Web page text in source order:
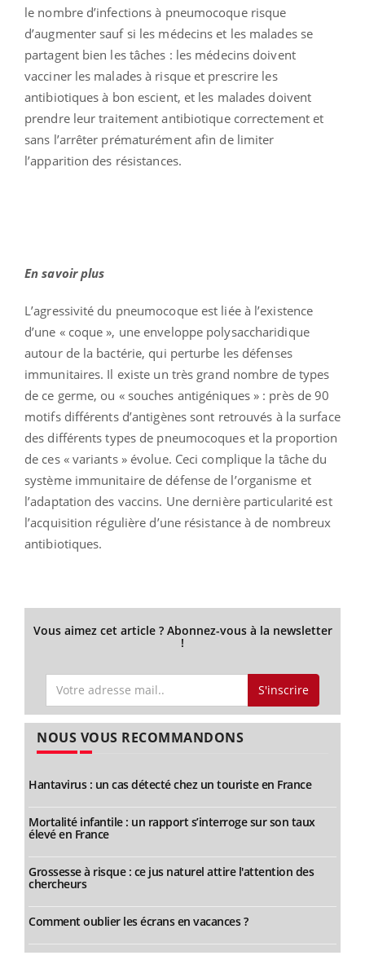
le nombre d’infections à pneumocoque risque
d’augmenter sauf si les médecins et les malades se
partagent bien les tâches : les médecins doivent
vacciner les malades à risque et prescrire les
antibiotiques à bon escient, et les malades doivent
prendre leur traitement antibiotique correctement et
sans l’arrêter prématurément afin de limiter
l’apparition des résistances.
En savoir plus
L’agressivité du pneumocoque est liée à l’existence
d’une « coque », une enveloppe polysaccharidique
autour de la bactérie, qui perturbe les défenses
immunitaires. Il existe un très grand nombre de types
de ce germe, ou « souches antigéniques » : près de 90
motifs différents d’antigènes sont retrouvés à la surface
des différents types de pneumocoques et la proportion
de ces « variants » évolue. Ceci complique la tâche du
système immunitaire de défense de l’organisme et
l’adaptation des vaccins. Une dernière particularité est
l’acquisition régulière d’une résistance à de nombreux
antibiotiques.
Vous aimez cet article ? Abonnez-vous à la newsletter
!
S'inscrire
NOUS VOUS RECOMMANDONS
Hantavirus : un cas détecté chez un touriste en France
Mortalité infantile : un rapport s’interroge sur son taux
élevé en France
Grossesse à risque : ce jus naturel attire l'attention des
chercheurs
Comment oublier les écrans en vacances ?